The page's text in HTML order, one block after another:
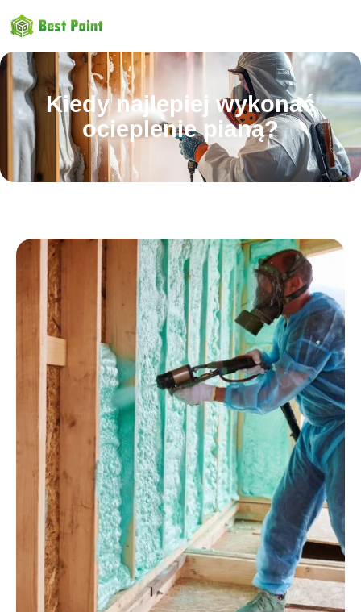
Kiedy najlepiej wykonać
ocieplenie pianą?